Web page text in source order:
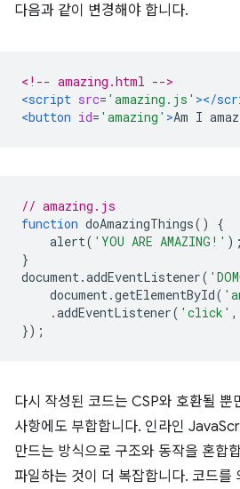
다음과 같이 변경해야 합니다.
<!-- amazing.html -->
<script src= 'amazing.js' ></
<button id= 'amazing' >Am I
// amazing.js
function doAmazingThings()
{
alert( 'YOU ARE AMAZING!' );
}
document .addEventListener(
document .getElementById(
.addEventListener( 'click' ,
});
다시 작성된 코드는 CSP와 호환될 뿐
사항에도 부합합니다. 인라인
만드는 방식으로 구조와 동작을 혼합
파일하는 것이 더 복잡합니다. 코드를